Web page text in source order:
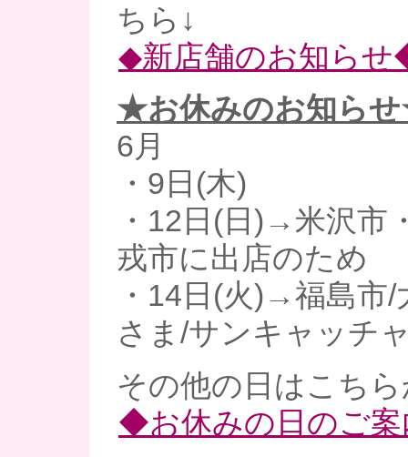
ちら↓
◆新店舗のお知ら
★お休みのお知ら
6月
・9日(木)
・12日(日)→米沢市
戎市に出店のため
・14日(火)→福島市/
さま/サンキャッチ
その他の日はこち
◆お休みの日のご